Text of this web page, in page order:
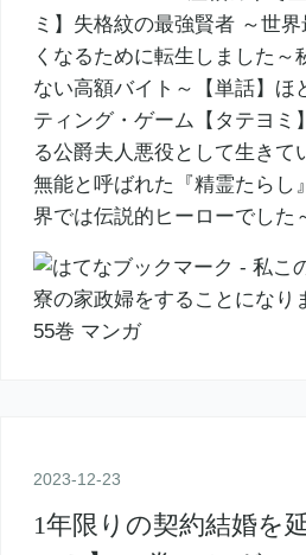
ミ】失格紋の最強賢者 ～世
くなるために転生しました～
ない高額バイト～【単話】ほ
ティング・ゲーム【タテヨミ
る公爵夫人悪役として生きて
無能と呼ばれた『精霊たらし
界では伝説的ヒーローでした
2023-12-23
1年限りの契約結婚を